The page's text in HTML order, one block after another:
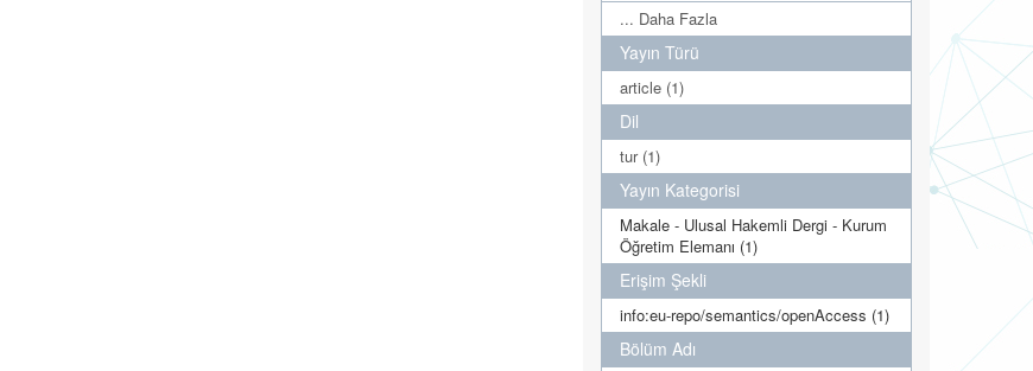
... Daha Fazla
Yayın Türü
article (1)
Dil
tur (1)
Yayın Kategorisi
Makale - Ulusal Hakemli Dergi - Kurum
Öğretim Elemanı (1)
Erişim Şekli
info:eu-repo/semantics/openAccess (1)
Bölüm Adı